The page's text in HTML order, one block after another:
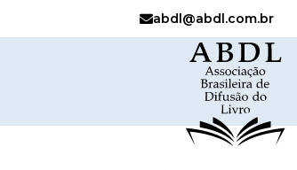
abdl@abdl.com.br